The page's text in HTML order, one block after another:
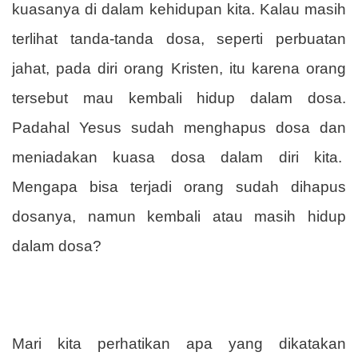
kuasanya di dalam kehidupan kita. Kalau masih
terlihat tanda-tanda dosa, seperti perbuatan
jahat, pada diri orang Kristen, itu karena orang
tersebut mau kembali hidup dalam dosa.
Padahal Yesus sudah menghapus dosa dan
meniadakan kuasa dosa dalam diri kita.
Mengapa bisa terjadi orang sudah dihapus
dosanya, namun kembali atau masih hidup
dalam dosa?
Mari kita perhatikan apa yang dikatakan